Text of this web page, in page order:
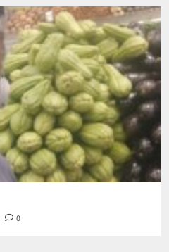
0